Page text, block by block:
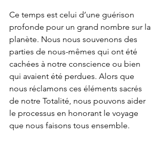
Ce temps est celui d’une guérison
profonde pour un grand nombre sur la
planète. Nous nous souvenons des
parties de nous-mêmes qui ont été
cachées à notre conscience ou bien
qui avaient été perdues. Alors que
nous réclamons ces éléments sacrés
de notre Totalité, nous pouvons aider
le processus en honorant le voyage
que nous faisons tous ensemble.